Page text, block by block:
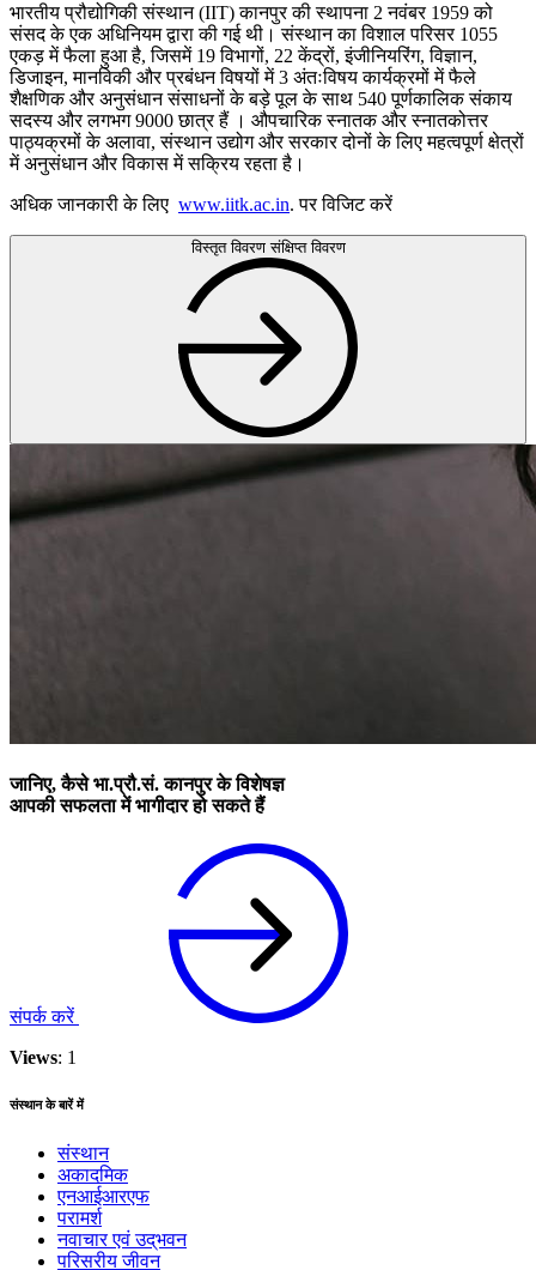
भारतीय प्रौद्योगिकी संस्थान (IIT) कानपुर की स्थापना 2 नवंबर 1959 को
संसद के एक अधिनियम द्वारा की गई थी। संस्थान का विशाल परिसर 1055
एकड़ में फैला हुआ है, जिसमें 19 विभागों, 22 केंद्रों, इंजीनियरिंग, विज्ञान,
डिजाइन, मानविकी और प्रबंधन विषयों में 3 अंतःविषय कार्यक्रमों में फैले
शैक्षणिक और अनुसंधान संसाधनों के बड़े पूल के साथ 540 पूर्णकालिक संकाय
सदस्य और लगभग 9000 छात्र हैं । औपचारिक स्नातक और स्नातकोत्तर
पाठ्यक्रमों के अलावा, संस्थान उद्योग और सरकार दोनों के लिए महत्वपूर्ण क्षेत्रों
में अनुसंधान और विकास में सक्रिय रहता है।
अधिक जानकारी के लिए www.iitk.ac.in. पर विजिट करें
विस्तृत विवरण संक्षिप्त विवरण
जानिए, कैसे भा.प्रौ.सं. कानपुर के विशेषज्ञ
आपकी सफलता में भागीदार हो सकते हैं
संपर्क करें
Views: 1
संस्थान के बारें में
संस्थान
अकादमिक
एनआईआरएफ
परामर्श
नवाचार एवं उद्‌‌भवन
परिसरीय जीवन